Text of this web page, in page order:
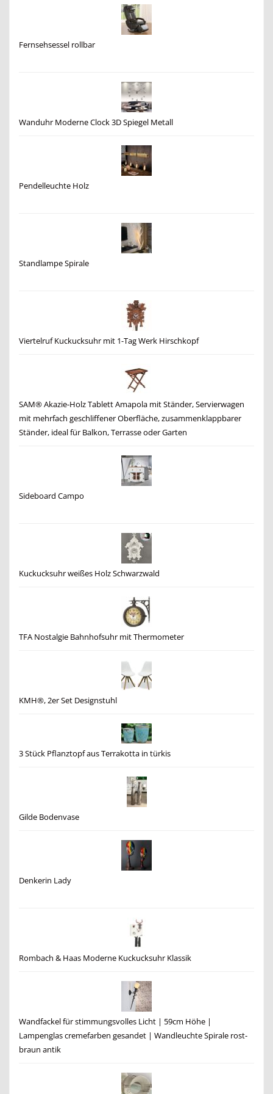
Fernsehsessel rollbar
Wanduhr Moderne Clock 3D Spiegel Metall
Pendelleuchte Holz
Standlampe Spirale
Viertelruf Kuckucksuhr mit 1-Tag Werk Hirschkopf
SAM® Akazie-Holz Tablett Amapola mit Ständer, Servierwagen
mit mehrfach geschliffener Oberfläche, zusammenklappbarer
Ständer, ideal für Balkon, Terrasse oder Garten
Sideboard Campo
Kuckucksuhr weißes Holz Schwarzwald
TFA Nostalgie Bahnhofsuhr mit Thermometer
KMH®, 2er Set Designstuhl
3 Stück Pflanztopf aus Terrakotta in türkis
Gilde Bodenvase
Denkerin Lady
Rombach & Haas Moderne Kuckucksuhr Klassik
Wandfackel für stimmungsvolles Licht | 59cm Höhe |
Lampenglas cremefarben gesandet | Wandleuchte Spirale rost-
braun antik